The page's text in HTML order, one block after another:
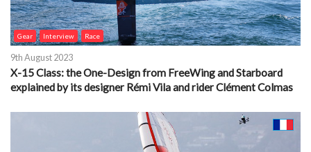
Gear Interview Race
9th August 2023
X-15 Class: the One-Design from FreeWing and Starboard
explained by its designer Rémi Vila and rider Clément Colmas